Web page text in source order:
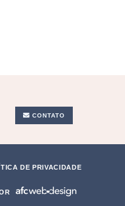
CONTATO
DE PRIVACIDADE